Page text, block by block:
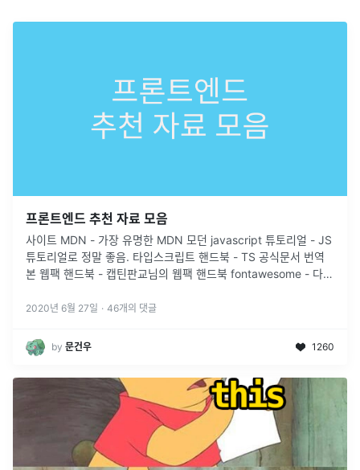
프론트엔드 추천 자료 모음
사이트 MDN - 가장 유명한 MDN 모던 javascript 튜토리얼 - JS
튜토리얼로 정말 좋음. 타입스크립트 핸드북 - TS 공식문서 번역
본 웹팩 핸드북 - 캡틴판교님의 웹팩 핸드북 fontawesome - 다양
2020년 6월 27일 · 46개의 댓글
by 문건우 1260